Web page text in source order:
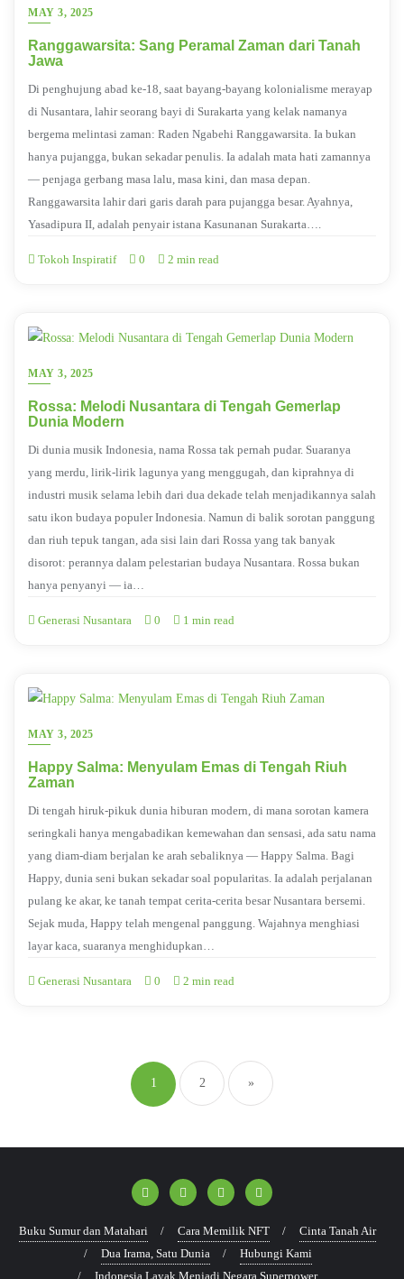
MAY 3, 2025
Ranggawarsita: Sang Peramal Zaman dari Tanah
Jawa
Di penghujung abad ke-18, saat bayang-bayang kolonialisme merayap
di Nusantara, lahir seorang bayi di Surakarta yang kelak namanya
bergema melintasi zaman: Raden Ngabehi Ranggawarsita. Ia bukan
hanya pujangga, bukan sekadar penulis. Ia adalah mata hati zamannya
— penjaga gerbang masa lalu, masa kini, dan masa depan.
Ranggawarsita lahir dari garis darah para pujangga besar. Ayahnya,
Yasadipura II, adalah penyair istana Kasunanan Surakarta….
Tokoh Inspiratif 0 2 min read
MAY 3, 2025
Rossa: Melodi Nusantara di Tengah Gemerlap
Dunia Modern
Di dunia musik Indonesia, nama Rossa tak pernah pudar. Suaranya
yang merdu, lirik-lirik lagunya yang menggugah, dan kiprahnya di
industri musik selama lebih dari dua dekade telah menjadikannya salah
satu ikon budaya populer Indonesia. Namun di balik sorotan panggung
dan riuh tepuk tangan, ada sisi lain dari Rossa yang tak banyak
disorot: perannya dalam pelestarian budaya Nusantara. Rossa bukan
hanya penyanyi — ia…
Generasi Nusantara 0 1 min read
MAY 3, 2025
Happy Salma: Menyulam Emas di Tengah Riuh
Zaman
Di tengah hiruk-pikuk dunia hiburan modern, di mana sorotan kamera
seringkali hanya mengabadikan kemewahan dan sensasi, ada satu nama
yang diam-diam berjalan ke arah sebaliknya — Happy Salma. Bagi
Happy, dunia seni bukan sekadar soal popularitas. Ia adalah perjalanan
pulang ke akar, ke tanah tempat cerita-cerita besar Nusantara bersemi.
Sejak muda, Happy telah mengenal panggung. Wajahnya menghiasi
layar kaca, suaranya menghidupkan…
Generasi Nusantara 0 2 min read
1 2 »
Buku Sumur dan Matahari Cara Memilik NFT
Cinta Tanah Air
Dua Irama, Satu Dunia
Hubungi Kami
Indonesia Layak Menjadi Negara Superpower